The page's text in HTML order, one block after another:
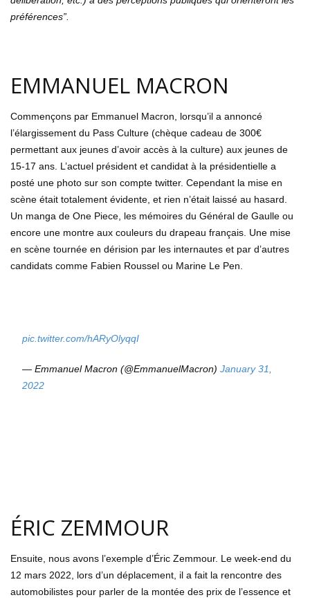
préférences”.
EMMANUEL MACRON
Commençons par Emmanuel Macron, lorsqu’il a annoncé
l’élargissement du Pass Culture (chèque cadeau de 300€
permettant aux jeunes d’avoir accès à la culture) aux jeunes de
15-17 ans. L’actuel président et candidat à la présidentielle a
posté une photo sur son compte twitter. Cependant la mise en
scène était totalement évidente, et rien n’était laissé au hasard.
Un manga de One Piece, les mémoires du Général de Gaulle ou
encore une montre aux couleurs du drapeau français. Une mise
en scène tournée en dérision par les internautes et par d’autres
candidats comme Fabien Roussel ou Marine Le Pen.
pic.twitter.com/hARyOlyqqI
— Emmanuel Macron (@EmmanuelMacron)January 31,
2022
ÉRIC ZEMMOUR
Ensuite, nous avons l’exemple d’Éric Zemmour. Le week-end du
12 mars 2022, lors d’un déplacement, il a fait la rencontre des
automobilistes pour parler de la montée des prix de l’essence et